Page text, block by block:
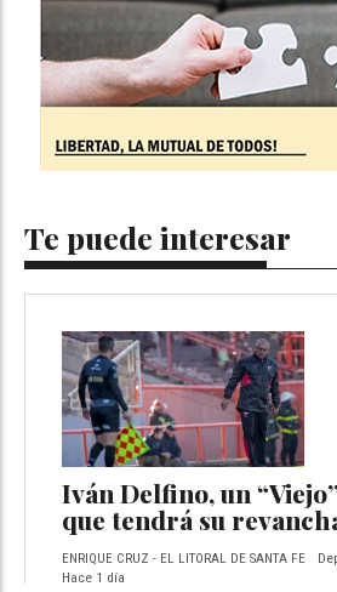
Te puede interesar
Iván Delfino, un
que tendrá su
ENRIQUE CRUZ - EL LITORAL DE SANTA FE
Hace 1 día